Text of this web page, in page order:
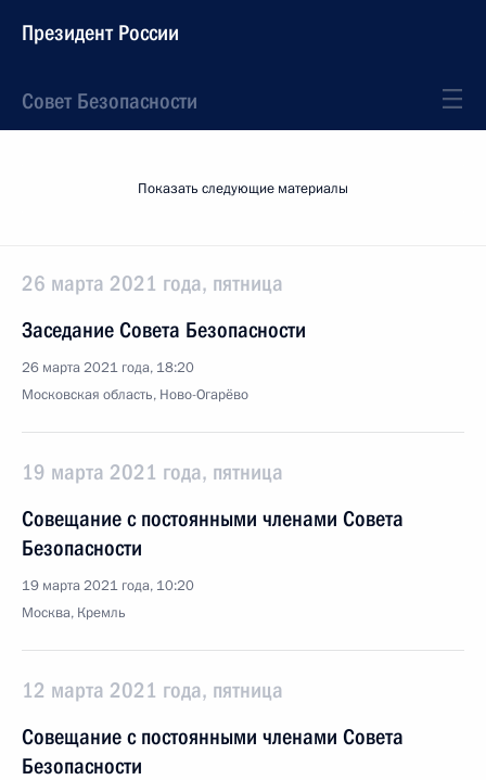
Президент России
Совет Безопасности
Показать следующие материалы
26 марта 2021 года, пятница
Заседание Совета Безопасности
26 марта 2021 года, 18:20
Московская область, Ново-Огарёво
19 марта 2021 года, пятница
Совещание с постоянными членами Совета
Безопасности
19 марта 2021 года, 10:20
Москва, Кремль
12 марта 2021 года, пятница
Совещание с постоянными членами Совета
Безопасности